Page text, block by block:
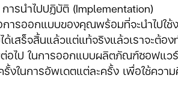
ารนำไปปฏิบัติ (Implementation)
ออกแบบของคุณพร้อมที่จะนำไปใช้งา
เสร็จสิ้นแล้วแต่แท้จริงแล้วเราจะต้อ
อไป ในการออกแบบผลิตภัณฑ์ซอฟแวร์
รั้งในการอัพเดตแต่ละครั้ง เพื่อใช้คว